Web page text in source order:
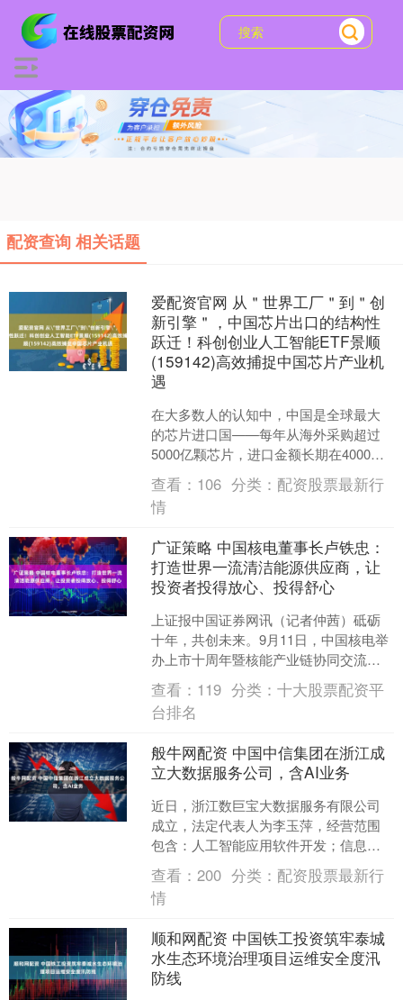
配资查询 相关话题
爱配资官网 从＂世界工厂＂到＂创
新引擎＂，中国芯片出口的结构性
跃迁！科创创业人工智能ETF景顺
(159142)高效捕捉中国芯片产业机
遇
在大多数人的认知中，中国是全球最大
的芯片进口国——每年从海外采购超过
5000亿颗芯片，进口金额长期在4000亿
美元上下波动，这一数字甚至超过了石
油，成为中国单一....
查看： 106 分类： 配资股票最新行
情
广证策略 中国核电董事长卢铁忠：
打造世界一流清洁能源供应商，让
投资者投得放心、投得舒心
上证报中国证券网讯（记者仲茜）砥砺
十年，共创未来。9月11日，中国核电举
办上市十周年暨核能产业链协同交流
会。2015年6月10日，中国核电登陆A股
市场，成为A股....
查看： 119 分类：十大股票配资平
台排名
般牛网配资 中国中信集团在浙江成
立大数据服务公司，含AI业务
近日，浙江数巨宝大数据服务有限公司
成立，法定代表人为李玉萍，经营范围
包含：人工智能应用软件开发；信息技
术咨询服务；云计算装备技术服务；网
络与信息安全软件开发等。....
查看：200 分类： 配资股票最新行
情
顺和网配资 中国铁工投资筑牢泰城
水生态环境治理项目运维安全度汛
防线